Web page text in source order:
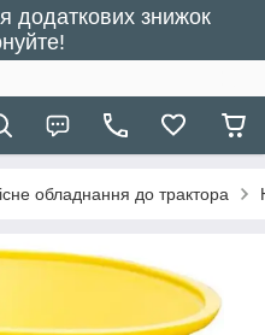
додаткових знижок
обладнання до трактора